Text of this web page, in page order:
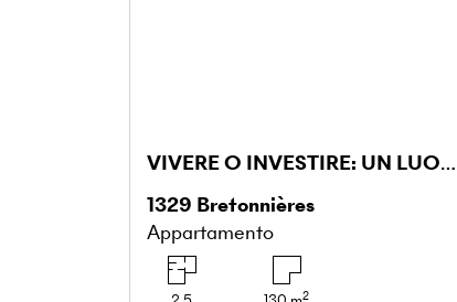
VIVERE O INVESTIRE: UN LUOGO SENZA TEMPO
1329 Bretonnières
Appartamento
2